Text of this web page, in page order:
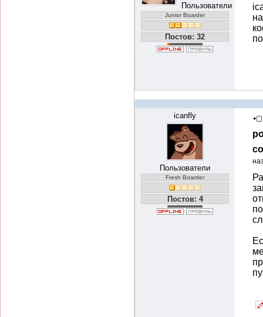
Пользователи
Junior Boarder
Постов: 32
icanfly
Пользователи
Fresh Boarder
Постов: 4